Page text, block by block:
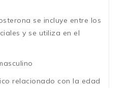
se incluye entre los
y se utiliza en el
relacionado con la edad